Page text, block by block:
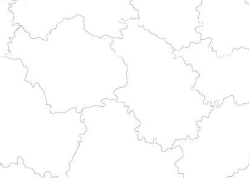
an. Er verbindet das maritime Erbe der Bretagne mit